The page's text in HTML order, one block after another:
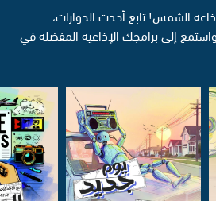
الشمس! تابع أحدث الحوارات،
إلى برامجك الإذاعية المفضلة في